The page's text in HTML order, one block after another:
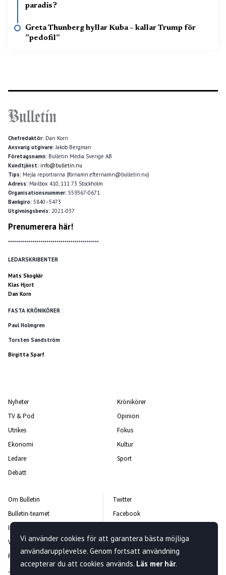
paradis?
Greta Thunberg hyllar Kuba – kallar Trump för
”pedofil”
Chefredaktör: Dan Korn
Ansvarig utgivare: Jakob Bergman
Företagsnamn: Bulletin Media Sverige AB
Kundtjänst: info@bulletin.nu
Tips: Mejla reportrarna (förnamn.efternamn@bulletin.nu)
Adress: Mailbox 410, 111 73 Stockholm
Organisationsnummer: 559367-0671
Bankgiro: 5840–5473
Utgivningsbevis: 2021-037
Prenumerera här!
*********************************************
LEDARSKRIBENTER
Mats Skogkär
Klas Hjort
Dan Korn
FASTA KRÖNIKÖRER
Paul Holmgren
Torsten Sandström
Birgitta Sparf
Nyheter
TV & Pod
Utrikes
Ekonomi
Ledare
Debatt
Krönikörer
Opinion
Fokus
Kultur
Sport
Om Bulletin
Bulletin-teamet
Integritetspolicy
Vanliga frågor och svar
Rättelsepolicy
Jobba hos oss
Twitter
Facebook
Kontakta oss
Nyhetsbrev
Vi använder cookies för att garantera bästa möjliga
användarupplevelse. Genom fortsatt användning
accepterar du att cookies används. Läs mer här.